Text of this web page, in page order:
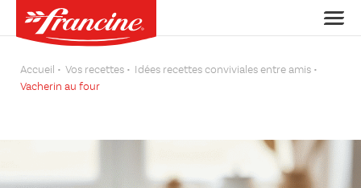
Accueil Vos recettes
Idées recettes conviviales entre amis
Vacherin au four